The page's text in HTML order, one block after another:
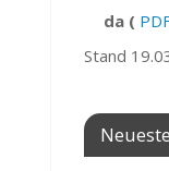
da (
Stand